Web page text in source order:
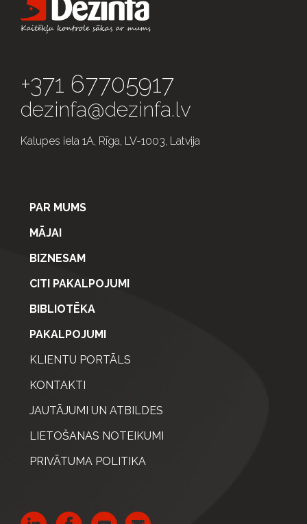
+371 67705917
dezinfa@dezinfa.lv
Kalupes iela 1A, Rīga, LV-1003, Latvija
PAR MUMS
MĀJAI
BIZNESAM
CITI PAKALPOJUMI
BIBLIOTĒKA
PAKALPOJUMI
KLIENTU PORTĀLS
KONTAKTI
JAUTĀJUMI UN ATBILDES
LIETOŠANAS NOTEIKUMI
PRIVĀTUMA POLITIKA